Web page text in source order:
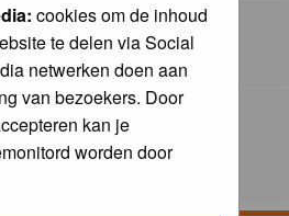
cookies om de inhoud
te delen via Social
netwerken doen aan
van bezoekers. Door
kan je
worden door